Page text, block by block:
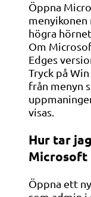
Öppna
högra
Om
Edges
Tryck på
från menyn
visas.
Hur tar
Microsoft
Öppna ett